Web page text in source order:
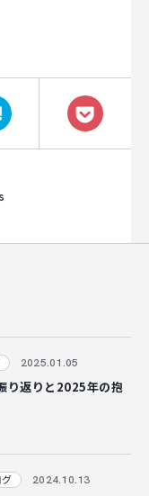
2025.01.05
り返りと2025年の抱
2024.10.13